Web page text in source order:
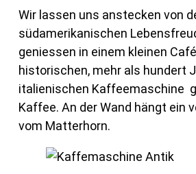
Wir lassen uns anstecken von
südamerikanischen
geniessen in einem kleinen
historischen, mehr als hundert
italienischen Kaffeemaschine
Kaffee. An der Wand hängt ein
vom Matterhorn.